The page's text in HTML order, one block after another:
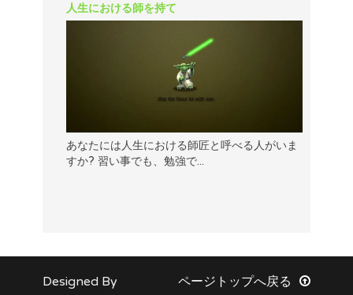
人生における師を持て
あなたには人生における師匠と呼べる人がいま
すか? 習い事でも、勉強で...
Designed By
ページトップへ戻る